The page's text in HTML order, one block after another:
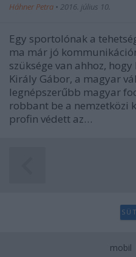
Háhner Petra • 2016. július 10.
Egy sportolónak a
ma már jó
szüksége van ahhoz,
Király Gábor, a magyar
legnépszerűbb magyar
robbant be a nemzetközi
profin védett az…
mobil